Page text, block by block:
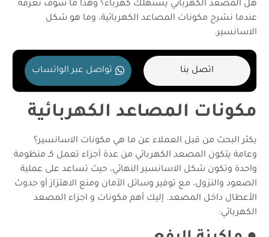
هل المصعد الكهربائي يستهلك كهرباء؟ وهذا ما سوف نعرفه
عندما نشرح مكونات المصاعد الكهربائية، وما هو شكل
الاسانسير.
اتصل بنا تواصل عبر الواتساب
مكونات المصاعد الكهربائية
يكثر البحث من قبل العملاء عن ما هي مكونات الاسانسير؟
وعامة يتكون المصعد الكهربائي من عدة أجزاء تعمل كـ منظومة
واحدة وتكون شكل الاسانسير النهائي، حيث تساعد على عملية
الصعود والنزول، مع توفير وسائل الأمان ومنع الاهتزاز أو حدوث
الأعطال داخل المصعد. إليك أهم مكونات و اجزاء المصعد
الكهربائي: